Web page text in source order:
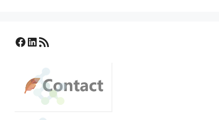
Facebook
LinkedIn
Flux RSS